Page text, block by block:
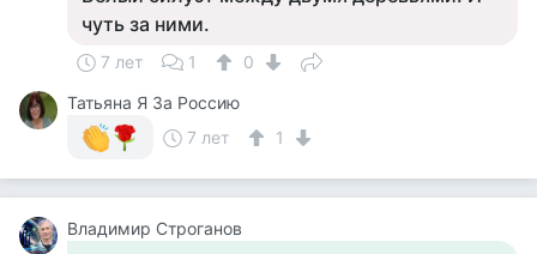
чуть за ними.
7 лет 1
0
Татьяна Я За Россию
7 лет
1
Владимир Строганов